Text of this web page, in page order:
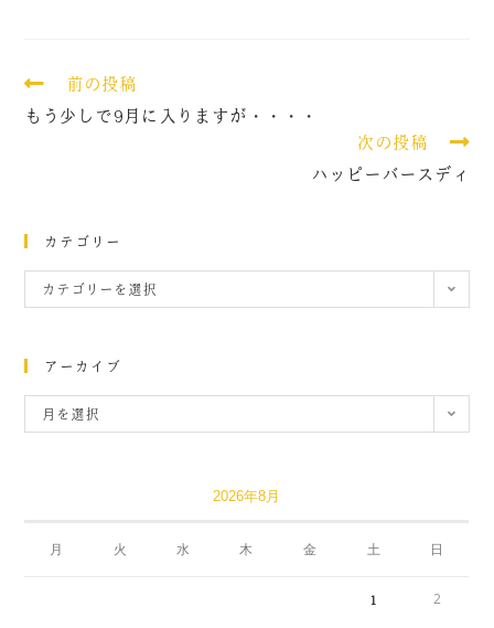
前の投稿
もう少しで9月に入りますが・・・・
次の投稿
ハッピーバースディ
カテゴリー
カテゴリーを選択
アーカイブ
月を選択
2026年8月
月 火 水 木 金 土 日
1 2